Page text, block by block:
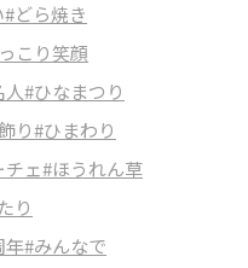
#どら焼き
こり笑顔
#ひなまつり
り#ひまわり
ェ#ほうれん草
り
年#みんなで